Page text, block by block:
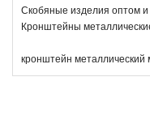
Скобяные изделия оптом и
Кронштейны
кронштейн металлический